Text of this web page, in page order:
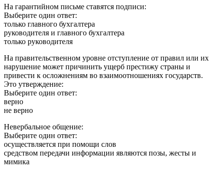
На гарантийном письме ставятся подписи:
Выберите один ответ:
только главного бухгалтера
руководителя и главного бухгалтера
только руководителя
На правительственном уровне отступление от правил или их
нарушение может причинить ущерб престижу страны и
привести к осложнениям во взаимоотношениях государств.
Это утверждение:
Выберите один ответ:
верно
не верно
Невербальное общение:
Выберите один ответ:
осуществляется при помощи слов
средством передачи информации являются позы, жесты и
мимика